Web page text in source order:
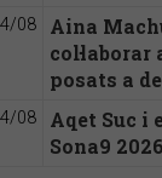
08
Aina
posats a
08
Aqet Suc i
Sona9 2026